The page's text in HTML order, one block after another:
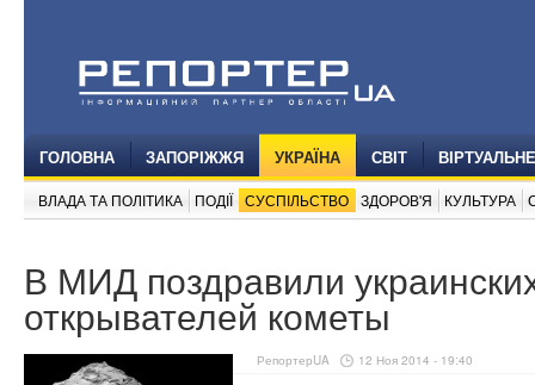
ГОЛОВНА ЗАПОРІЖЖЯ УКРАЇНА СВІТ
ВЛАДА ТА ПОЛІТИКА ПОДІЇ СУСПІЛЬСТВО ЗДОРОВ'Я КУЛЬТУРА
В МИД поздравили
открывателей кометы
РепортерUA 12 Ноя 2014 - 19:40